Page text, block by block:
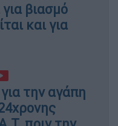
βιασμό
και για
την αγάπη